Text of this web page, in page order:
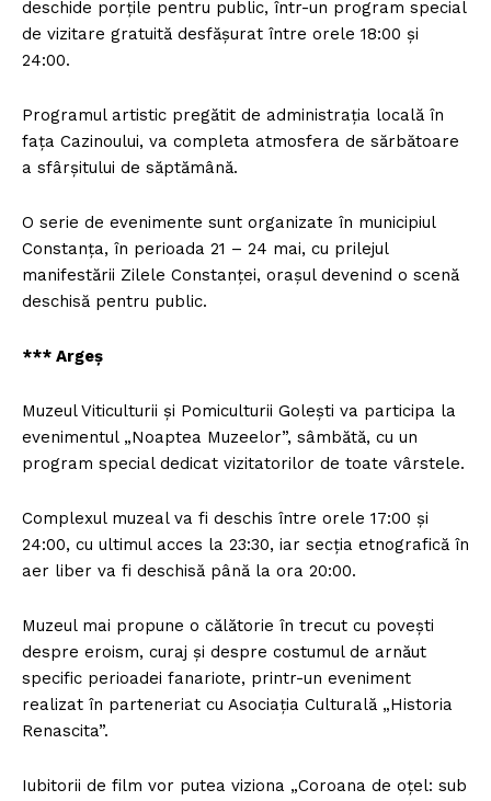
deschide porţile pentru public, într-un program special
de vizitare gratuită desfăşurat între orele 18:00 şi
24:00.
Programul artistic pregătit de administraţia locală în
faţa Cazinoului, va completa atmosfera de sărbătoare
a sfârşitului de săptămână.
O serie de evenimente sunt organizate în municipiul
Constanţa, în perioada 21 – 24 mai, cu prilejul
manifestării Zilele Constanţei, oraşul devenind o scenă
deschisă pentru public.
*** Argeş
Muzeul Viticulturii şi Pomiculturii Goleşti va participa la
evenimentul „Noaptea Muzeelor”, sâmbătă, cu un
program special dedicat vizitatorilor de toate vârstele.
Complexul muzeal va fi deschis între orele 17:00 şi
24:00, cu ultimul acces la 23:30, iar secţia etnografică în
aer liber va fi deschisă până la ora 20:00.
Muzeul mai propune o călătorie în trecut cu poveşti
despre eroism, curaj şi despre costumul de arnăut
specific perioadei fanariote, printr-un eveniment
realizat în parteneriat cu Asociaţia Culturală „Historia
Renascita”.
Iubitorii de film vor putea viziona „Coroana de oţel: sub